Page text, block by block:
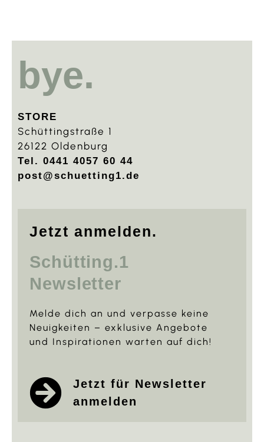
bye.
STORE
Schüttingstraße 1
26122 Oldenburg
Tel. 0441 4057 60 44
post@schuetting1.de
Jetzt anmelden.
Schütting.1
Newsletter
Melde dich an und verpasse keine
Neuigkeiten – exklusive Angebote
und Inspirationen warten auf dich!
Jetzt für Newsletter
anmelden